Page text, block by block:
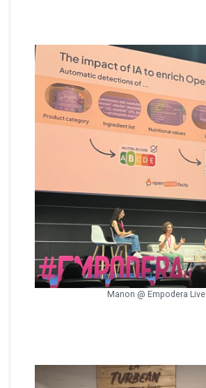
Manon @ Empodera Live